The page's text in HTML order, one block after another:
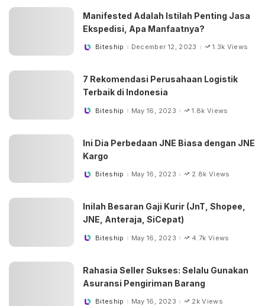
Manifested Adalah Istilah Penting Jasa
Ekspedisi, Apa Manfaatnya?
PostedBiteship December 12, 2023 1.3k Views
7 Rekomendasi Perusahaan Logistik
Terbaik di Indonesia
PostedBiteship May 16, 2023 1.8k Views
Ini Dia Perbedaan JNE Biasa dengan JNE
Kargo
PostedBiteship May 16, 2023 2.8k Views
Inilah Besaran Gaji Kurir (JnT, Shopee,
JNE, Anteraja, SiCepat)
PostedBiteship May 16, 2023 4.7k Views
Rahasia Seller Sukses: Selalu Gunakan
Asuransi Pengiriman Barang
PostedBiteship May 16, 2023 2k Views